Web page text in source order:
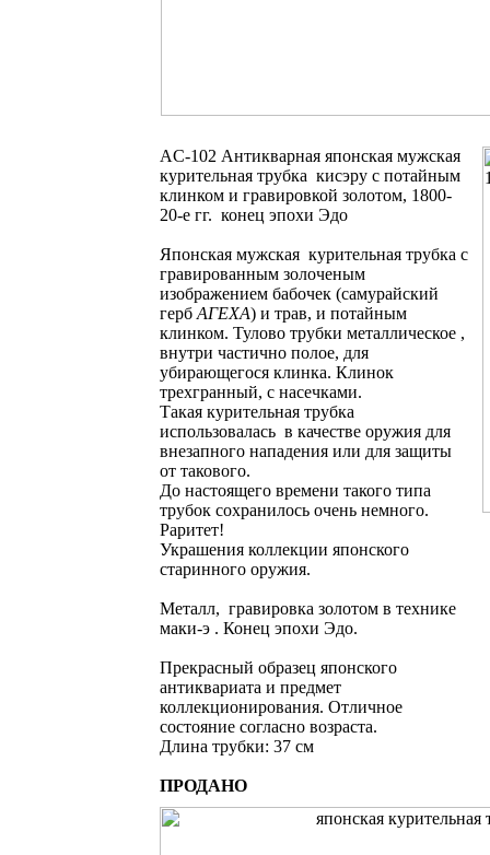
AC-102 Антикварная японская мужская
курительная трубка кисэру с потайным
клинком и гравировкой золотом, 1800-
20-е гг. конец эпохи Эдо
Японская мужская курительная трубка с
гравированным золоченым
изображением бабочек (самурайский
герб АГЕХА) и трав, и потайным
клинком. Тулово трубки металлическое ,
внутри частично полое, для
убирающегося клинка. Клинок
трехгранный, с насечками.
Такая курительная трубка
использовалась в качестве оружия для
внезапного нападения или для защиты
от такового.
До настоящего времени такого типа
трубок сохранилось очень немного.
Раритет!
Украшения коллекции японского
старинного оружия.
Металл, гравировка золотом в технике
маки-э . Конец эпохи Эдо.
Прекрасный образец японского
антиквариата и предмет
коллекционирования. Отличное
состояние согласно возраста.
Длина трубки: 37 см
ПРОДАНО